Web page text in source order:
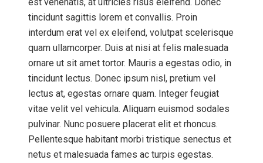
tincidunt sagittis lorem et convallis. Proin
interdum erat vel ex eleifend, volutpat scelerisque
quam ullamcorper. Duis at nisi at felis malesuada
ornare ut sit amet tortor. Mauris a egestas odio, in
tincidunt lectus. Donec ipsum nisl, pretium vel
lectus at, egestas ornare quam. Integer feugiat
vitae velit vel vehicula. Aliquam euismod sodales
pulvinar. Nunc posuere placerat elit et rhoncus.
Pellentesque habitant morbi tristique senectus et
netus et malesuada fames ac turpis egestas.